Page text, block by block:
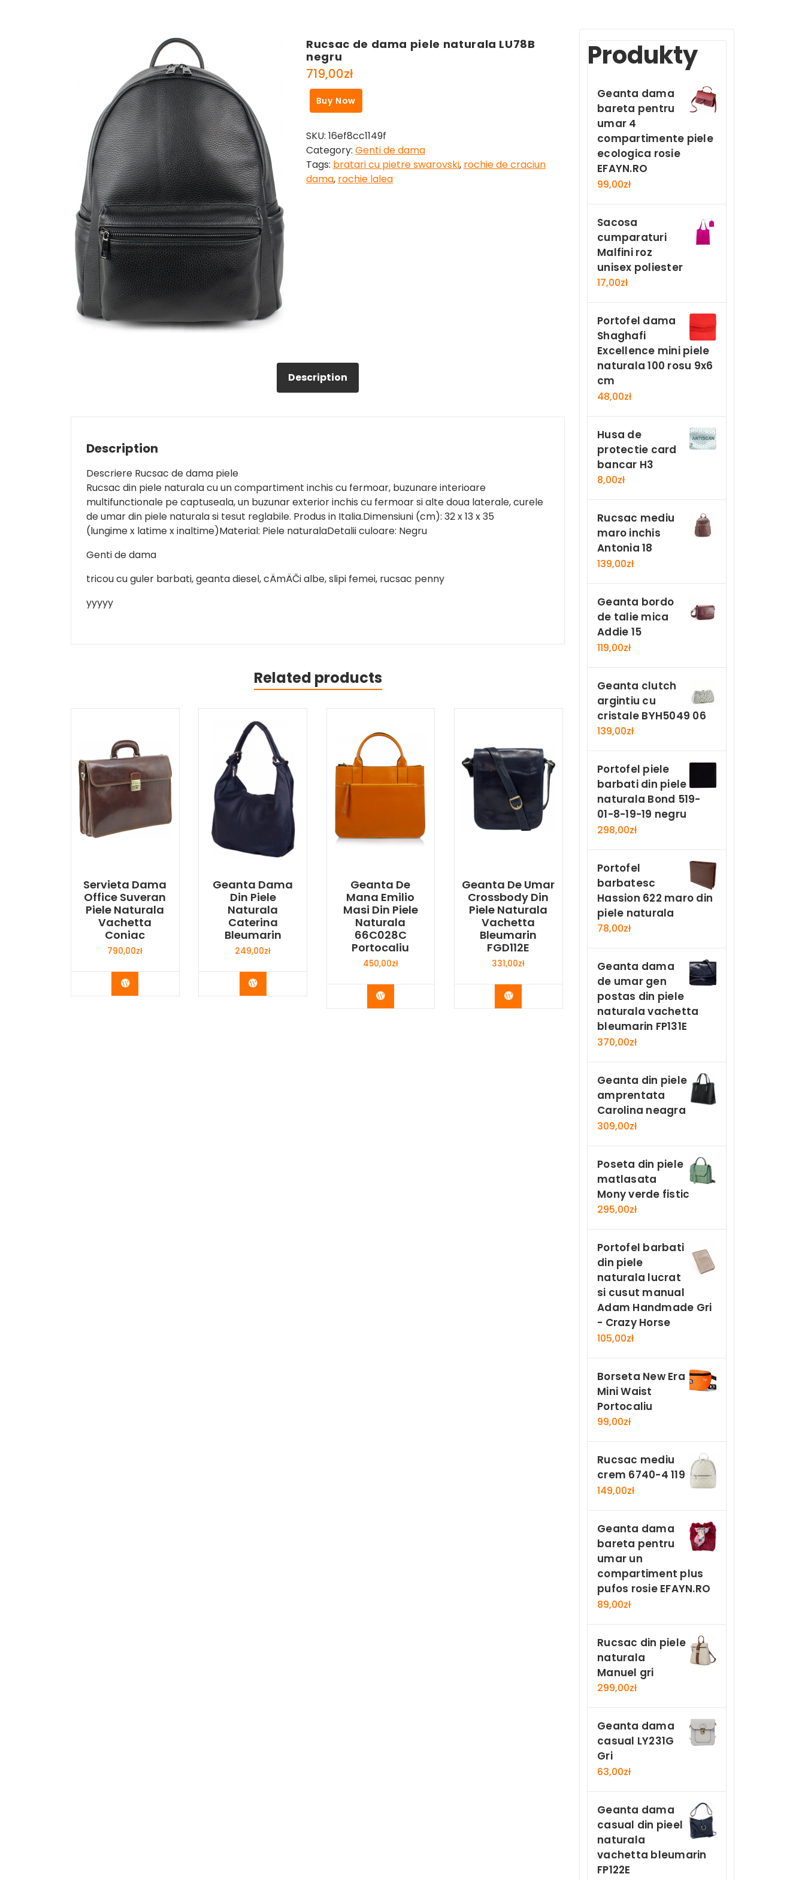
Rucsac de dama piele naturala LU78B
negru
719,00zł
Buy Now
SKU: 16ef8cc1149f
Category: Genti de dama
Tags: bratari cu pietre swarovski, rochie de craciun
dama, rochie lalea
Description
Description
Descriere Rucsac de dama piele
Rucsac din piele naturala cu un compartiment inchis cu fermoar, buzunare interioare
multifunctionale pe captuseala, un buzunar exterior inchis cu fermoar si alte doua laterale, curele
de umar din piele naturala si tesut reglabile. Produs in Italia.Dimensiuni (cm): 32 x 13 x 35
(lungime x latime x inaltime)Material: Piele naturalaDetalii culoare: Negru
Genti de dama
tricou cu guler barbati, geanta diesel, cÄmÄČi albe, slipi femei, rucsac penny
yyyyy
Related products
Servieta Dama
Office Suveran
Piele Naturala
Vachetta
Coniac
790,00zł
Buy Now
Geanta Dama
Din Piele
Naturala
Caterina
Bleumarin
249,00zł
Buy Now
Geanta De
Mana Emilio
Masi Din Piele
Naturala
66C028C
Portocaliu
450,00zł
Buy Now
Geanta De Umar
Crossbody Din
Piele Naturala
Vachetta
Bleumarin
FGD112E
331,00zł
Buy Now
Produkty
Geanta dama
bareta pentru
umar 4
compartimente piele
ecologica rosie
EFAYN.RO
99,00zł
Sacosa
cumparaturi
Malfini roz
unisex poliester
17,00zł
Portofel dama
Shaghafi
Excellence mini piele
naturala 100 rosu 9x6
cm
48,00zł
Husa de
protectie card
bancar H3
8,00zł
Rucsac mediu
maro inchis
Antonia 18
139,00zł
Geanta bordo
de talie mica
Addie 15
119,00zł
Geanta clutch
argintiu cu
cristale BYH5049 06
139,00zł
Portofel piele
barbati din piele
naturala Bond 519-
01-8-19-19 negru
298,00zł
Portofel
barbatesc
Hassion 622 maro din
piele naturala
78,00zł
Geanta dama
de umar gen
postas din piele
naturala vachetta
bleumarin FP131E
370,00zł
Geanta din piele
amprentata
Carolina neagra
309,00zł
Poseta din piele
matlasata
Mony verde fistic
295,00zł
Portofel barbati
din piele
naturala lucrat
si cusut manual
Adam Handmade Gri
- Crazy Horse
105,00zł
Borseta New Era
Mini Waist
Portocaliu
99,00zł
Rucsac mediu
crem 6740-4 119
149,00zł
Geanta dama
bareta pentru
umar un
compartiment plus
pufos rosie EFAYN.RO
89,00zł
Rucsac din piele
naturala
Manuel gri
299,00zł
Geanta dama
casual LY231G
Gri
63,00zł
Geanta dama
casual din pieel
naturala
vachetta bleumarin
FP122E